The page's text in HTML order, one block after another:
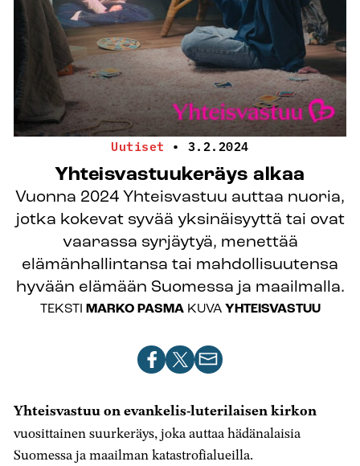
Uutiset • 3.2.2024
Yhteisvastuukeräys alkaa
Vuonna 2024 Yhteisvastuu auttaa nuoria,
jotka kokevat syvää yksinäisyyttä tai ovat
vaarassa syrjäytyä, menettää
elämänhallintansa tai mahdollisuutensa
hyvään elämään Suomessa ja maailmalla.
TEKSTI MARKO PASMAKUVA YHTEISVASTUU
Jaa
artikkeli
Jaa
artikkeli
palvelussa
Jaa
artikkeli
Yhteisvastuu on evankelis-luterilaisen kirkon
vuosittainen suurkeräys, joka auttaa hädänalaisia
Suomessa ja maailman katastrofialueilla.